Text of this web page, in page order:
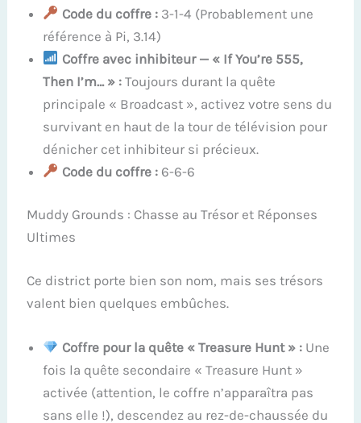
Code du coffre :3-1-4 (Probablement une
référence à Pi, 3.14)
Coffre avec inhibiteur — « If You’re 555,
Then I’m… » : Toujours durant la quête
principale « Broadcast », activez votre sens du
survivant en haut de la tour de télévision pour
dénicher cet inhibiteur si précieux.
Code du coffre :6-6-6
Muddy Grounds : Chasse au Trésor et Réponses
Ultimes
Ce district porte bien son nom, mais ses trésors
valent bien quelques embûches.
Coffre pour la quête « Treasure Hunt » :Une
fois la quête secondaire « Treasure Hunt »
activée (attention, le coffre n’apparaîtra pas
sans elle !), descendez au rez-de-chaussée du